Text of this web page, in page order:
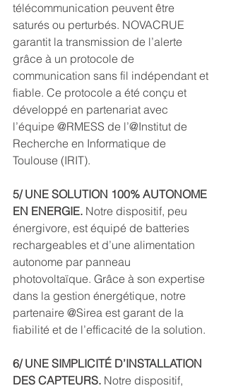
télécommunication peuvent être
saturés ou perturbés. NOVACRUE
garantit la transmission de l’alerte
grâce à un protocole de
communication sans fil indépendant et
fiable. Ce protocole a été conçu et
développé en partenariat avec
l’équipe @RMESS de l’@Institut de
Recherche en Informatique de
Toulouse (IRIT).
5/ UNE SOLUTION 100% AUTONOME
EN ENERGIE. Notre dispositif, peu
énergivore, est équipé de batteries
rechargeables et d’une alimentation
autonome par panneau
photovoltaïque. Grâce à son expertise
dans la gestion énergétique, notre
partenaire @Sirea est garant de la
fiabilité et de l’efficacité de la solution.
6/ UNE SIMPLICITÉ D’INSTALLATION
DES CAPTEURS. Notre dispositif,